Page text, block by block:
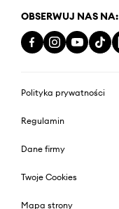
OBSERWUJ NAS NA:
Polityka prywatności
Regulamin
Dane firmy
Twoje Cookies
Mapa strony